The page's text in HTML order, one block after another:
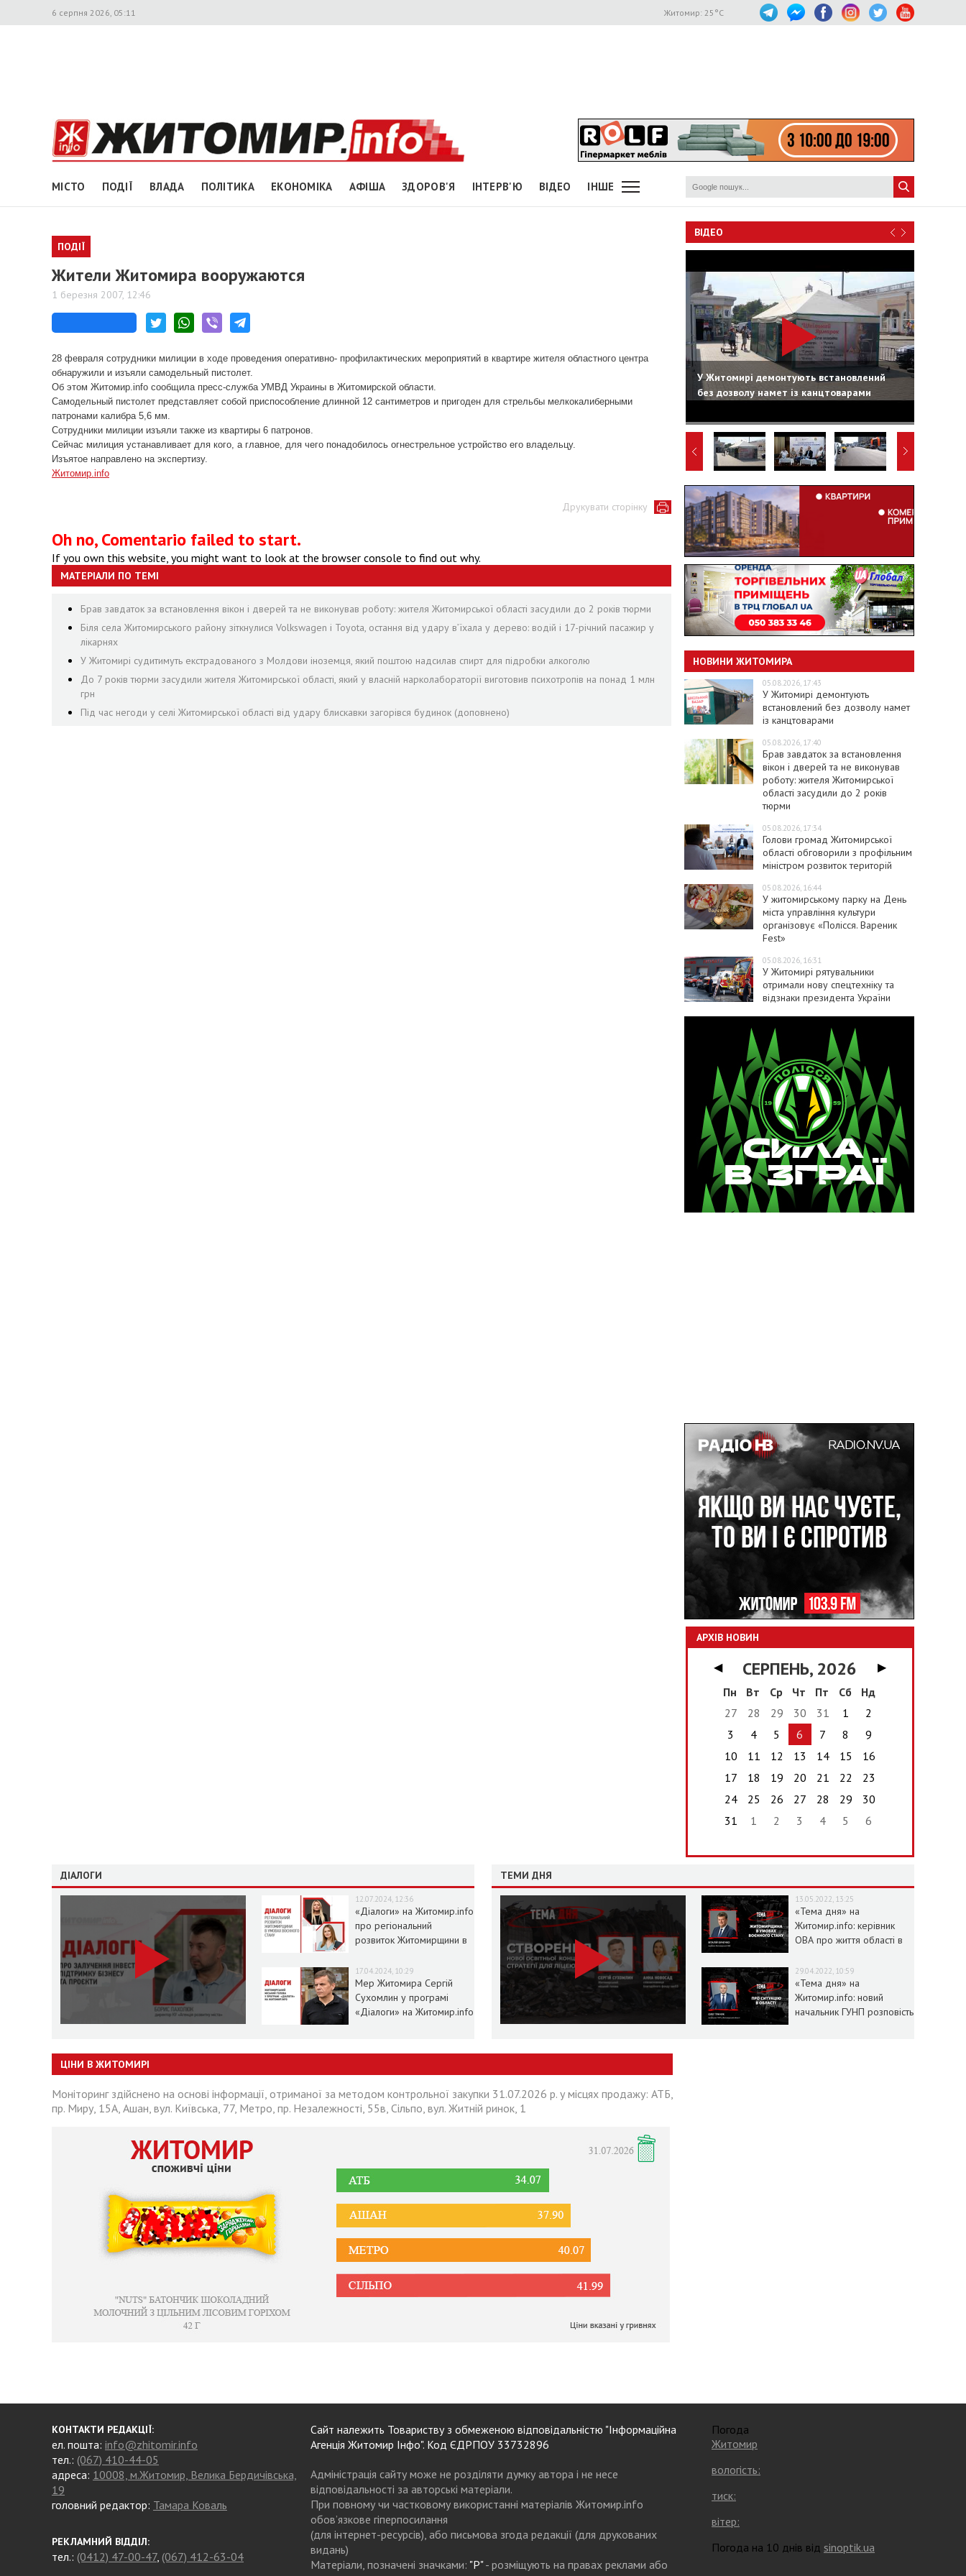
6 серпня 2026, 05:11 Житомир: 25 °C
МІСТО ПОДІЇ ВЛАДА ПОЛІТИКА ЕКОНОМІКА АФІША ЗДОРОВ'Я ІНТЕРВ'Ю ВІДЕО ІНШЕ
ПОДІЇ
Жители Житомира вооружаются
1 березня 2007, 12:46
28 февраля сотрудники милиции в ходе проведения оперативно- профилактических мероприятий в квартире жителя областного центра
обнаружили и изъяли самодельный пистолет.
Об этом Житомир.info сообщила пресс-служба УМВД Украины в Житомирской области.
Самодельный пистолет представляет собой приспособление длинной 12 сантиметров и пригоден для стрельбы мелкокалиберными
патронами калибра 5,6 мм.
Сотрудники милиции изъяли также из квартиры 6 патронов.
Сейчас милиция устанавливает для кого, а главное, для чего понадобилось огнестрельное устройство его владельцу.
Изъятое направлено на экспертизу.
Житомир.info
Друкувати сторінку
Oh no, Comentario failed to start.
If you own this website, you might want to look at the browser console to find out why.
МАТЕРІАЛИ ПО ТЕМІ
Брав завдаток за встановлення вікон і дверей та не виконував роботу: жителя Житомирської області засудили до 2 років тюрми
Біля села Житомирського району зіткнулися Volkswagen і Toyota, остання від удару вʼїхала у дерево: водій і 17-річний пасажир у
лікарнях
У Житомирі судитимуть екстрадованого з Молдови іноземця, який поштою надсилав спирт для підробки алкоголю
До 7 років тюрми засудили жителя Житомирської області, який у власній нарколабораторії виготовив психотропів на понад 1 млн
грн
Під час негоди у селі Житомирської області від удару блискавки загорівся будинок (доповнено)
ВІДЕО
У Житомирі демонтують встановлений
без дозволу намет із канцтоварами
НОВИНИ ЖИТОМИРА
05.08.2026, 17:43
У Житомирі демонтують
встановлений без дозволу намет
із канцтоварами
05.08.2026, 17:40
Брав завдаток за встановлення
вікон і дверей та не виконував
роботу: жителя Житомирської
області засудили до 2 років
тюрми
05.08.2026, 17:34
Голови громад Житомирської
області обговорили з профільним
міністром розвиток територій
05.08.2026, 16:44
У житомирському парку на День
міста управління культури
організовує «Полісся. Вареник
Fest»
05.08.2026, 16:31
У Житомирі рятувальники
отримали нову спецтехніку та
відзнаки президента України
АРХІВ НОВИН
◀ СЕРПЕНЬ, 2026
▶
Пн
Вт Ср Чт Пт Сб
Нд
27
28 29 30 31 1
2
3
4 5 6 7 8
9
10
11 12 13 14 15
16
17
18 19 20 21 22
23
24
25 26 27 28 29
30
31
1 2 3 4 5 6
ДІАЛОГИ
12.07.2024, 12:36
«Діалоги» на Житомир.info
про регіональний
розвиток Житомирщини в
17.04.2024, 10:29
Мер Житомира Сергій
Сухомлин у програмі
«Діалоги» на Житомир.info
ТЕМИ ДНЯ
13.05.2022, 13:25
«Тема дня» на
Житомир.info: керівник
ОВА про життя області в
29.04.2022, 10:59
«Тема дня» на
Житомир.info: новий
начальник ГУНП розповість
ЦІНИ В ЖИТОМИРІ
Моніторинг здійснено на основі інформації, отриманої за методом контрольної закупки 31.07.2026 р. у місцях продажу: АТБ,
пр. Миру, 15А, Ашан, вул. Київська, 77, Метро, пр. Незалежності, 55в, Сільпо, вул. Житній ринок, 1
КОНТАКТИ РЕДАКЦІЇ:
ел. пошта: info@zhitomir.info
тел.: (067) 410-44-05
адреса: 10008, м.Житомир, Велика Бердичівська,
19
головний редактор: Тамара Коваль
РЕКЛАМНИЙ ВІДДІЛ:
тел.: (0412) 47-00-47, (067) 412-63-04
Сайт належить Товариству з обмеженою відповідальністю "Інформаційна
Агенція Житомир Інфо". Код ЄДРПОУ 33732896
Адміністрація сайту може не розділяти думку автора і не несе
відповідальності за авторські матеріали.
При повному чи частковому використанні матеріалів Житомир.info
обов’язкове гіперпосилання
(для інтернет-ресурсів), або письмова згода редакції (для друкованих
видань)
Матеріали, позначені значками: "Р"- розміщують на правах реклами або
Погода
Житомир
вологість:
тиск:
вітер:
Погода на 10 днів від sinoptik.ua